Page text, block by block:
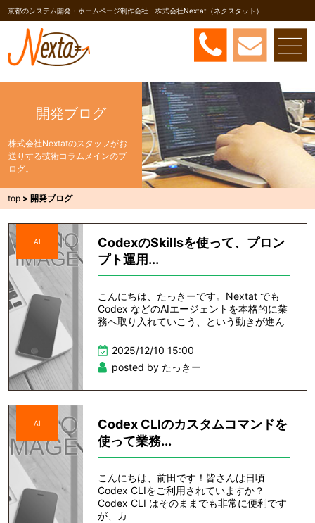
京都のシステム開発・ホームページ制作会社 株式会社Nextat（ネクスタット）
開発ブログ
株式会社Nextatのスタッフがお
送りする技術コラムメインのブ
ログ。
top > 開発ブログ
AI
CodexのSkillsを使って、プロン
プト運用...
こんにちは、たっきーです。Nextat でも
Codex などのAIエージェントを本格的に業
務へ取り入れていこう、という動きが進ん
2025/12/10 15:00
posted by たっきー
AI
Codex CLIのカスタムコマンドを
使って業務...
こんにちは、前田です！皆さんは日頃
Codex CLIをご利用されていますか？
Codex CLI はそのままでも非常に便利です
が、カ